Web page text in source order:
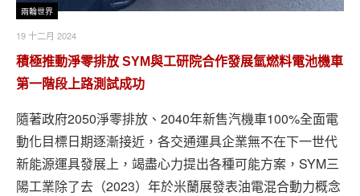
兩輪世界
19 十二月 2024
積極推動淨零排放 SYM與工研院合作發展氫燃料電池機車
第一階段上路測試成功
隨著政府2050淨零排放、2040年新售汽機車100%全面電
動化目標日期逐漸接近，各交通運具企業無不在下一世代
新能源運具發展上，竭盡心力提出各種可能方案，SYM三
陽工業除了去（2023）年於米蘭展發表油電混合動力概念